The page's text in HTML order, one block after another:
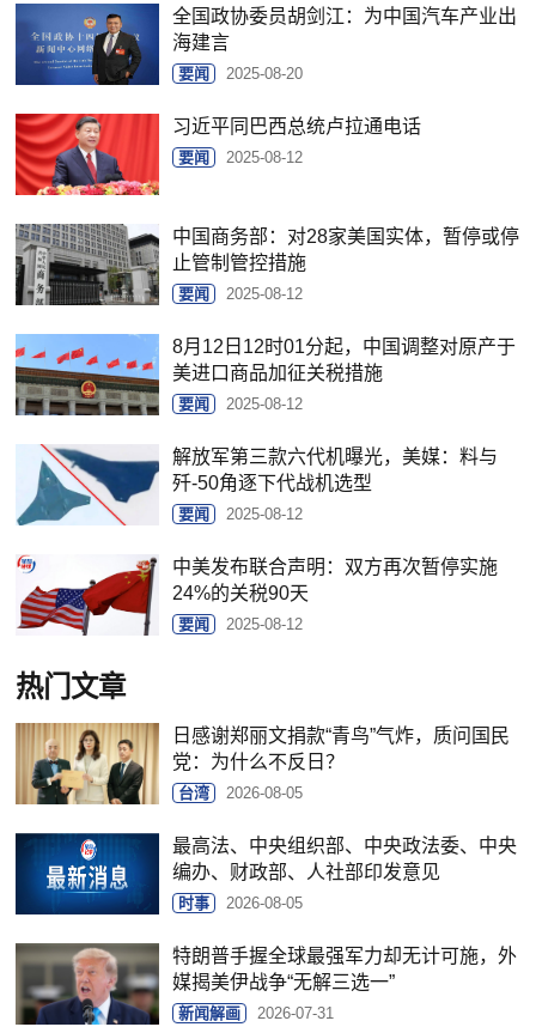
全国政协委员胡剑江：为中国汽车产业出
海建言
要闻 2025-08-20
习近平同巴西总统卢拉通电话
要闻 2025-08-12
中国商务部：对28家美国实体，暂停或停
止管制管控措施
要闻 2025-08-12
8月12日12时01分起，中国调整对原产于
美进口商品加征关税措施
要闻 2025-08-12
解放军第三款六代机曝光，美媒：料与
歼-50角逐下代战机选型
要闻 2025-08-12
中美发布联合声明：双方再次暂停实施
24%的关税90天
要闻 2025-08-12
热门文章
日感谢郑丽文捐款“青鸟”气炸，质问国民
党：为什么不反日？
台湾 2026-08-05
最高法、中央组织部、中央政法委、中央
编办、财政部、人社部印发意见
时事 2026-08-05
特朗普手握全球最强军力却无计可施，外
媒揭美伊战争“无解三选一”
新闻解画 2026-07-31